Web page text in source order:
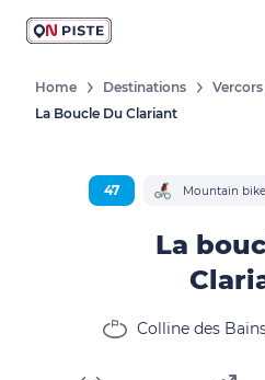
Home Destinations
La Boucle Du Clariant
47 Mountain bike
La
Colline des